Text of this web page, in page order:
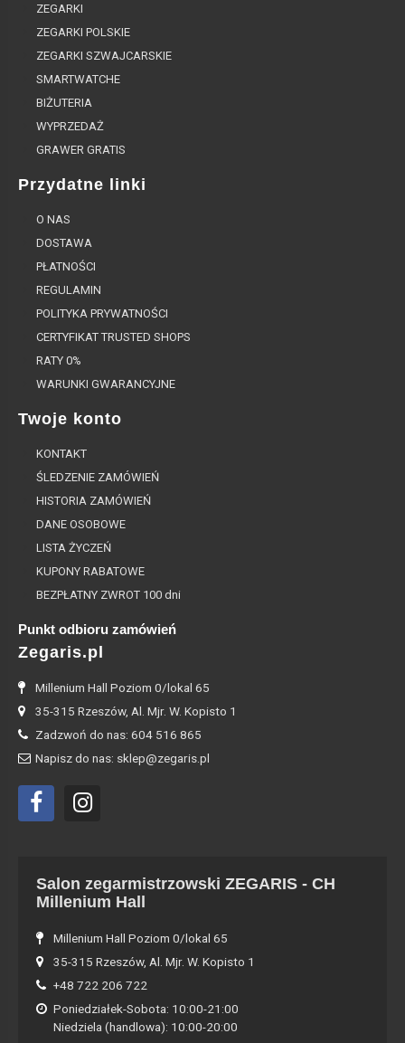
ZEGARKI
ZEGARKI POLSKIE
ZEGARKI SZWAJCARSKIE
SMARTWATCHE
BIŻUTERIA
WYPRZEDAŻ
GRAWER GRATIS
Przydatne linki
O NAS
DOSTAWA
PŁATNOŚCI
REGULAMIN
POLITYKA PRYWATNOŚCI
CERTYFIKAT TRUSTED SHOPS
RATY 0%
WARUNKI GWARANCYJNE
Twoje konto
KONTAKT
ŚLEDZENIE ZAMÓWIEŃ
HISTORIA ZAMÓWIEŃ
DANE OSOBOWE
LISTA ŻYCZEŃ
KUPONY RABATOWE
BEZPŁATNY ZWROT 100 dni
Punkt odbioru zamówień
Zegaris.pl
Millenium Hall Poziom 0/lokal 65
35-315 Rzeszów, Al. Mjr. W. Kopisto 1
Zadzwoń do nas: 604 516 865
Napisz do nas: sklep@zegaris.pl
Salon zegarmistrzowski ZEGARIS - CH
Millenium Hall
Millenium Hall Poziom 0/lokal 65
35-315 Rzeszów, Al. Mjr. W. Kopisto 1
+48 722 206 722
Poniedziałek-Sobota: 10:00-21:00
Niedziela (handlowa): 10:00-20:00